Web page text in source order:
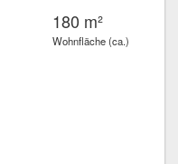
180 m²
Wohnfläche (ca.)